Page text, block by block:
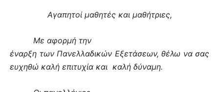
Αγαπητοί μαθητές και μαθήτριες,
Με αφορμή την
έναρξη των Πανελλαδικών Εξετάσεων, θέλω να σας
ευχηθώ καλή επιτυχία και καλή δύναμη.